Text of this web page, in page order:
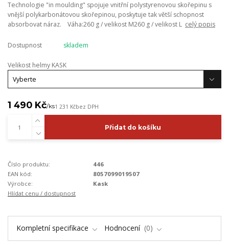
Technologie "in moulding" spojuje vnitřní polystyrenovou skořepinu s
vnější polykarbonátovou skořepinou, poskytuje tak větší schopnost
absorbovat náraz. Váha:260 g / velikost M260 g / velikost L celý popis
Dostupnost skladem
Velikost helmy KASK
1 490 Kč/ks1 231 Kčbez DPH
Přidat do košíku
Číslo produktu:
446
EAN kód:
8057099019507
Výrobce:
Kask
Hlídat cenu / dostupnost
Kompletní specifikace Hodnocení 0